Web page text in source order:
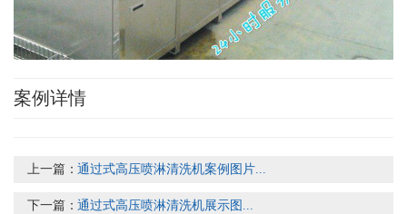
案例详情
上一篇：通过式高压喷淋清洗机案例图片...
下一篇：通过式高压喷淋清洗机展示图...